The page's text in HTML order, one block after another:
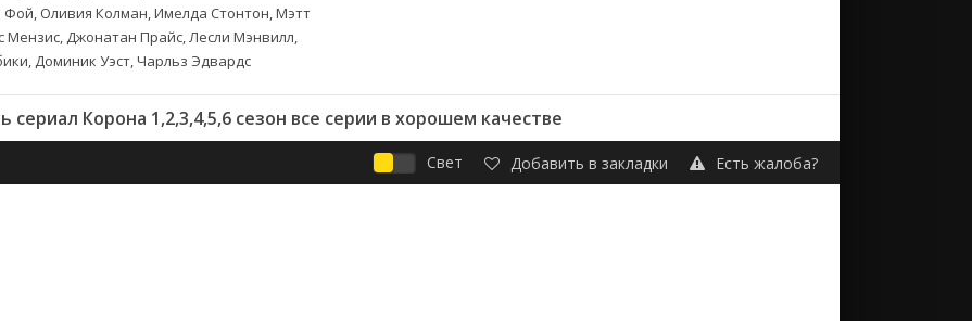
Фой, Оливия Колман, Имелда Стонтон, Мэтт
Мензис, Джонатан Прайс, Лесли Мэнвилл,
Доминик Уэст, Чарльз Эдвардс
сериал Корона 1,2,3,4,5,6 сезон все серии в хорошем качестве
Свет Добавить в закладки Есть жалоба?